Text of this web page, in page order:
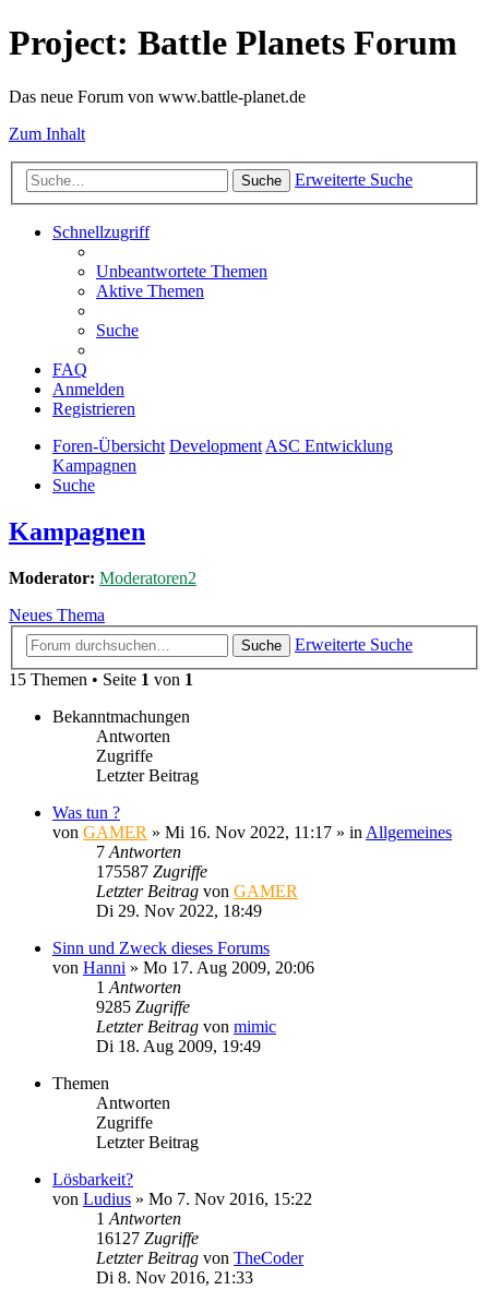
Project: Battle Planets Forum
Das neue Forum von www.battle-planet.de
Zum Inhalt
Suche Erweiterte Suche
Schnellzugriff
Unbeantwortete Themen
Aktive Themen
Suche
FAQ
Anmelden
Registrieren
Foren-Übersicht DevelopmentASC Entwicklung
Kampagnen
Suche
Kampagnen
Moderator: Moderatoren2
Neues Thema
Suche
Erweiterte Suche
15 Themen • Seite 1 von 1
Bekanntmachungen
Antworten
Zugriffe
Letzter Beitrag
Was tun ?
von GAMER » Mi 16. Nov 2022, 11:17 » in Allgemeines
7 Antworten
175587 Zugriffe
Letzter Beitrag von GAMER
Di 29. Nov 2022, 18:49
Sinn und Zweck dieses Forums
von Hanni » Mo 17. Aug 2009, 20:06
1 Antworten
9285 Zugriffe
Letzter Beitrag von mimic
Di 18. Aug 2009, 19:49
Themen
Antworten
Zugriffe
Letzter Beitrag
Lösbarkeit?
von Ludius » Mo 7. Nov 2016, 15:22
1 Antworten
16127 Zugriffe
Letzter Beitrag von TheCoder
Di 8. Nov 2016, 21:33